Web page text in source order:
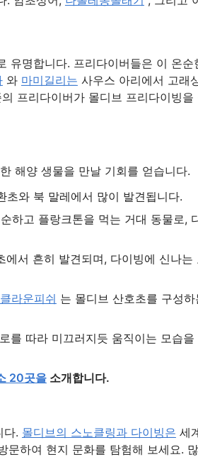
유명합니다. 프리다이버들은 이 온순
와 마미길리는 사우스 아리에서 고래
프리다이버가 몰디브 프리다이빙을
해양 생물을 만날 기회를 얻습니다.
초와 북 말레에서 많이 발견됩니다.
하고 플랑크톤을 먹는 거대 동물로,
에서 흔히 발견되며, 다이빙에 신나는
클라운피쉬 는 몰디브 산호초를 구성하
를 따라 미끄러지듯 움직이는 모습을
20곳을소개합니다.
다. 몰디브의 스노클링과 다이빙은 세
문하여 현지 문화를 탐험해 보세요. 많